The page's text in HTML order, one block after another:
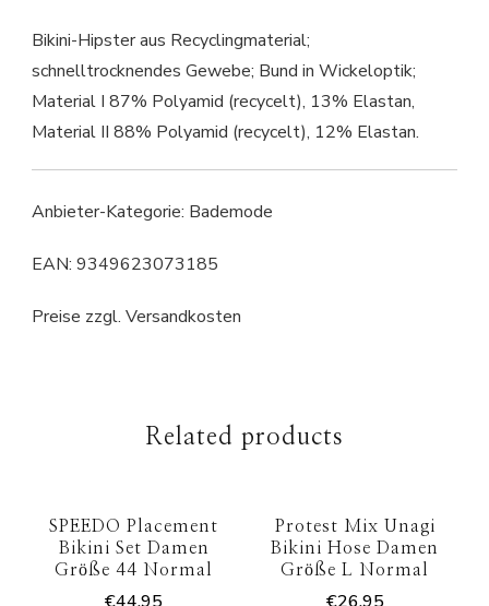
Bikini-Hipster aus Recyclingmaterial;
schnelltrocknendes Gewebe; Bund in Wickeloptik;
Material I 87% Polyamid (recycelt), 13% Elastan,
Material II 88% Polyamid (recycelt), 12% Elastan.
Anbieter-Kategorie: Bademode
EAN: 9349623073185
Preise zzgl. Versandkosten
Related products
SPEEDO Placement
Bikini Set Damen
Größe 44 Normal
Protest Mix Unagi
Bikini Hose Damen
Größe L Normal